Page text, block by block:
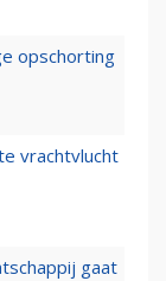
opschorting
vrachtvlucht
gaat